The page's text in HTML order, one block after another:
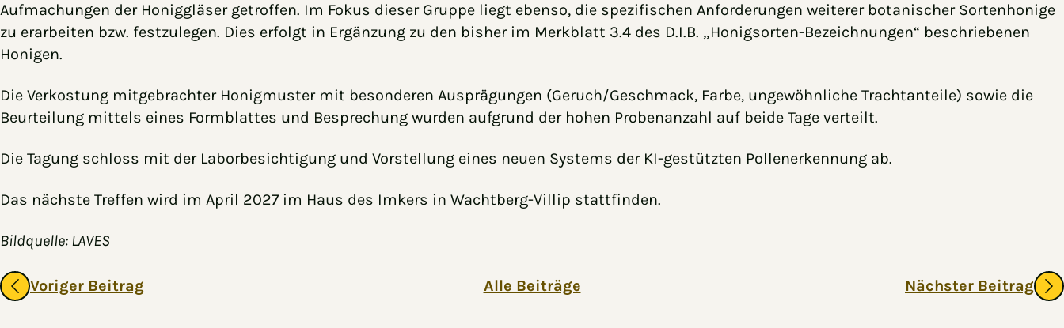
Aufmachungen der Honiggläser getroffen. Im Fokus dieser Gruppe liegt ebenso, die spezifischen Anforderungen weiterer botanischer Sortenhonige
zu erarbeiten bzw. festzulegen. Dies erfolgt in Ergänzung zu den bisher im Merkblatt 3.4 des D.I.B. „Honigsorten-Bezeichnungen“ beschriebenen
Honigen.
Die Verkostung mitgebrachter Honigmuster mit besonderen Ausprägungen (Geruch/Geschmack, Farbe, ungewöhnliche Trachtanteile) sowie die
Beurteilung mittels eines Formblattes und Besprechung wurden aufgrund der hohen Probenanzahl auf beide Tage verteilt.
Die Tagung schloss mit der Laborbesichtigung und Vorstellung eines neuen Systems der KI-gestützten Pollenerkennung ab.
Das nächste Treffen wird im April 2027 im Haus des Imkers in Wachtberg-Villip stattfinden.
Bildquelle: LAVES
Gehe zu vorherigen oder nächsten Beiträgen
Voriger Beitrag Alle Beiträge Nächster Beitrag